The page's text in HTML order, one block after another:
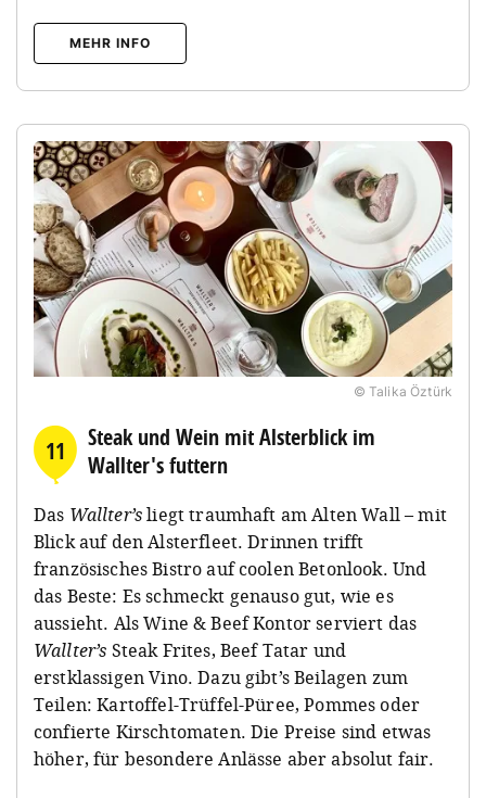
MEHR INFO
© Talika Öztürk
11
Steak und Wein mit Alsterblick im
Wallter's futtern
Das Wallter’sliegt traumhaft am Alten Wall – mit
Blick auf den Alsterfleet. Drinnen trifft
französisches Bistro auf coolen Betonlook. Und
das Beste: Es schmeckt genauso gut, wie es
aussieht. Als Wine & Beef Kontor serviert das
Wallter’s Steak Frites, Beef Tatar und
erstklassigen Vino. Dazu gibt’s Beilagen zum
Teilen: Kartoffel-Trüffel-Püree, Pommes oder
confierte Kirschtomaten. Die Preise sind etwas
höher, für besondere Anlässe aber absolut fair.